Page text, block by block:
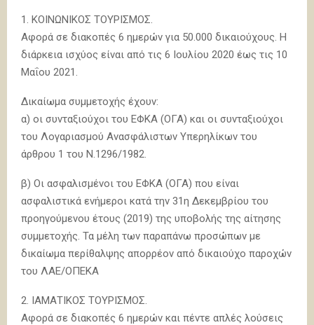
1. ΚΟΙΝΩΝΙΚΟΣ ΤΟΥΡΙΣΜΟΣ.
Αφορά σε διακοπές 6 ημερών για 50.000 δικαιούχους. Η
διάρκεια ισχύος είναι από τις 6 Ιουλίου 2020 έως τις 10
Μαΐου 2021.
Δικαίωμα συμμετοχής έχουν:
α) οι συνταξιούχοι του ΕΦΚΑ (ΟΓΑ) και οι συνταξιούχοι
του Λογαριασμού Ανασφάλιστων Υπερηλίκων του
άρθρου 1 του Ν.1296/1982.
β) Οι ασφαλισμένοι του ΕΦΚΑ (ΟΓΑ) που είναι
ασφαλιστικά ενήμεροι κατά την 31η Δεκεμβρίου του
προηγούμενου έτους (2019) της υποβολής της αίτησης
συμμετοχής. Τα μέλη των παραπάνω προσώπων με
δικαίωμα περίθαλψης απορρέον από δικαιούχο παροχών
του ΛΑΕ/ΟΠΕΚΑ
2. ΙΑΜΑΤΙΚΟΣ ΤΟΥΡΙΣΜΟΣ.
Αφορά σε διακοπές 6 ημερών και πέντε απλές λούσεις